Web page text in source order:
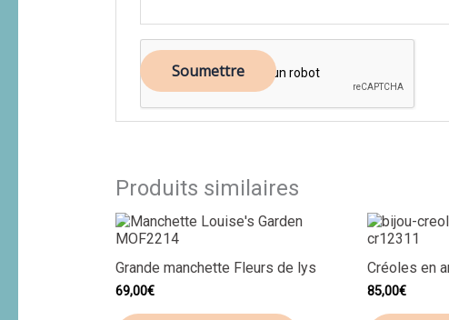
Produits similaires
Grande manchette Fleurs de lys
69,00€
Créoles en
85,00€